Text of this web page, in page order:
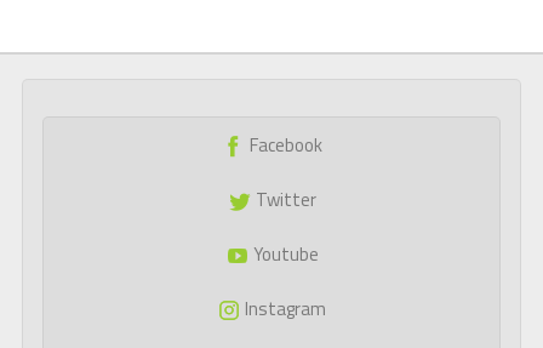
Facebook
Twitter
Youtube
Instagram